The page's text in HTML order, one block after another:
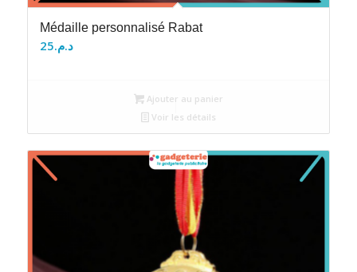
Médaille personnalisé Rabat
د.م.25
Ajouter au panier
Voir les détails